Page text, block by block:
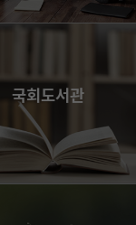
바로가기
국회도서관
바로가기